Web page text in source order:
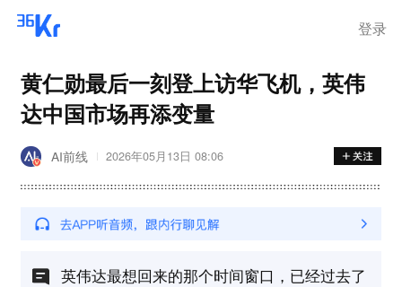
登录
黄仁勋最后一刻登上访华飞机，英伟
达中国市场再添变量
AI前线 2026年05月13日 08:06
英伟达最想回来的那个时间窗口，已经过去了